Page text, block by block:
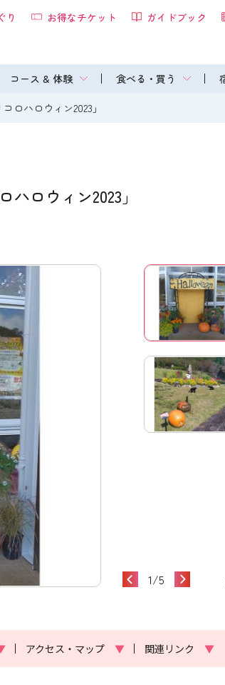
コース & 体験 食べる・買う
り お得なチケット ガイドブック
ロハロウィン2023」
ロウィン2023」
1/5
アクセス・マップ ▼ 関連リンク ▼